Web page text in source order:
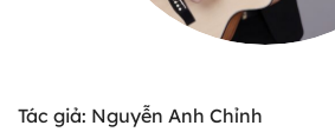
Tác giả: Nguyễn Anh Chỉnh